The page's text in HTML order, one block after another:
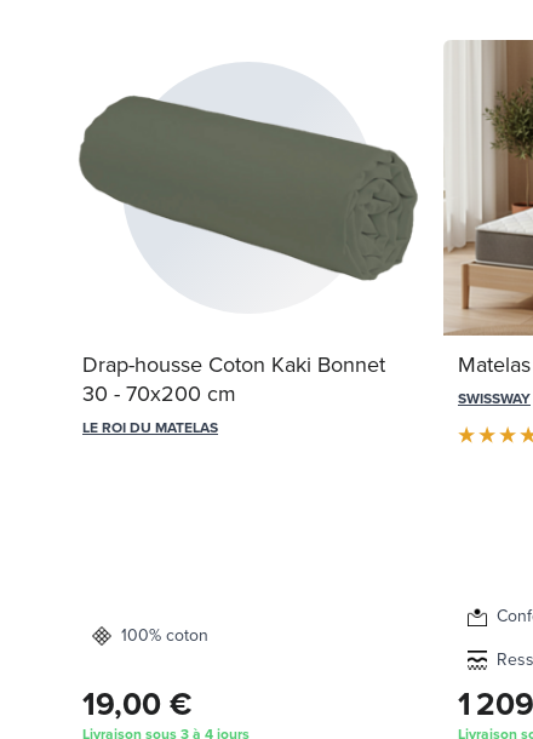
Drap-housse Coton Kaki Bonnet
30 - 70x200 cm
LE ROI DU MATELAS
100% coton
19,00 €
Livraison sous 3 à 4 jours
SWISSWAY
1
Livraison